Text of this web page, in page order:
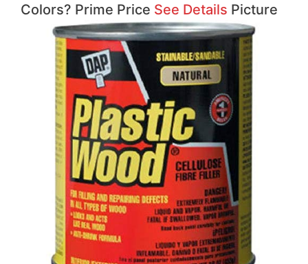
Colors? Prime Price See Details Picture